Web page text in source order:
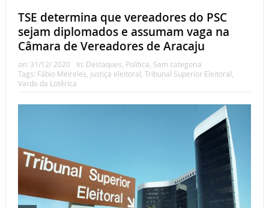
TSE determina que vereadores do PSC
sejam diplomados e assumam vaga na
Câmara de Vereadores de Aracaju
on: 31/12/ 2020 In: Destaques Política Sem categoria
Tags: Fábio Meireles justiça eleitoral Tribunal Superior Eleitoral
Vardo da Lotérica